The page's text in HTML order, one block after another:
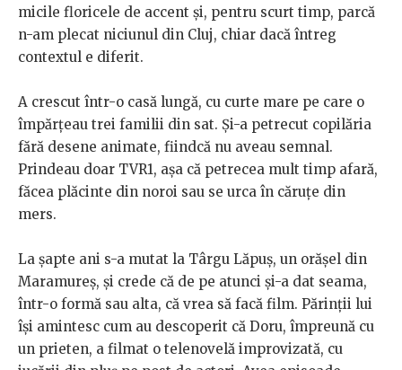
micile floricele de accent și, pentru scurt timp, parcă
n-am plecat niciunul din Cluj, chiar dacă întreg
contextul e diferit.
A crescut într-o casă lungă, cu curte mare pe care o
împărțeau trei familii din sat. Și-a petrecut copilăria
fără desene animate, fiindcă nu aveau semnal.
Prindeau doar TVR1, așa că petrecea mult timp afară,
făcea plăcinte din noroi sau se urca în căruțe din
mers.
La șapte ani s-a mutat la Târgu Lăpuș, un orășel din
Maramureș, și crede că de pe atunci și-a dat seama,
într-o formă sau alta, că vrea să facă film. Părinții lui
își amintesc cum au descoperit că Doru, împreună cu
un prieten, a filmat o telenovelă improvizată, cu